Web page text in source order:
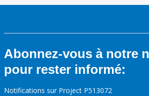
Abonnez-vous à notre
pour rester informé:
Notifications sur Project P513072